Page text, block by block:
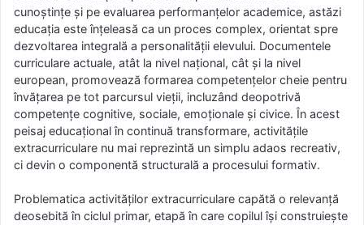
cunoștințe și pe evaluarea performanțelor academice, astăzi
educația este înțeleasă ca un proces complex, orientat spre
dezvoltarea integrală a personalității elevului. Documentele
curriculare actuale, atât la nivel național, cât și la nivel
european, promovează formarea competențelor cheie pentru
învățarea pe tot parcursul vieții, incluzând deopotrivă
competențe cognitive, sociale, emoționale și civice. În acest
peisaj educațional în continuă transformare, activitățile
extracurriculare nu mai reprezintă un simplu adaos recreativ,
ci devin o componentă structurală a procesului formativ.
Problematica activităților extracurriculare capătă o relevanță
deosebită în ciclul primar, etapă în care copilul își construiește